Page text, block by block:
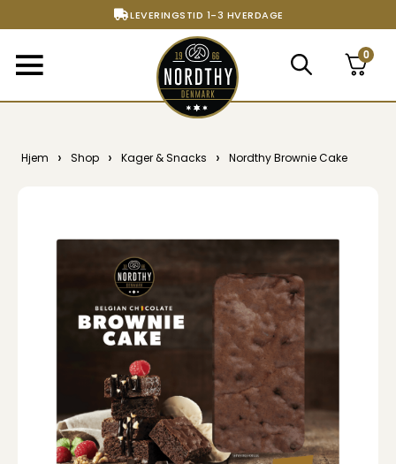
FRI FRAGT FRA 299,- TIL PAKKESHOP
STORT UDVALG AF ALT DET BEDSTE 0
Hjem › Shop › Kager & Snacks › Nordthy Brownie Cake